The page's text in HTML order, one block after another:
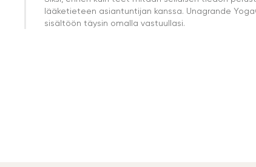
lääketieteen asiantuntijan kanssa. Unagrande
sisältöön täysin omalla vastuullasi.